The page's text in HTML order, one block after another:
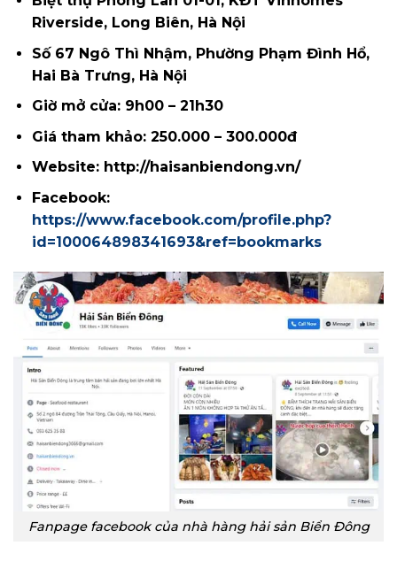
Riverside, Long Biên, Hà Nội
Số 67 Ngô Thì Nhậm, Phường Phạm Đình Hổ,
Hai Bà Trưng, Hà Nội
Giờ mở cửa: 9h00 – 21h30
Giá tham khảo: 250.000 – 300.000đ
Website: http://haisanbiendong.vn/
Facebook:
https://www.facebook.com/profile.php?
id=100064898341693&ref=bookmarks
Fanpage facebook của nhà hàng hải sản Biển Đông